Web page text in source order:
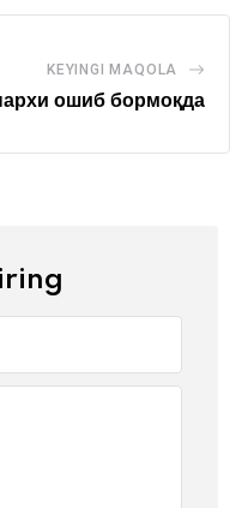
KEYINGI MAQOLA
ошиб бормоқда